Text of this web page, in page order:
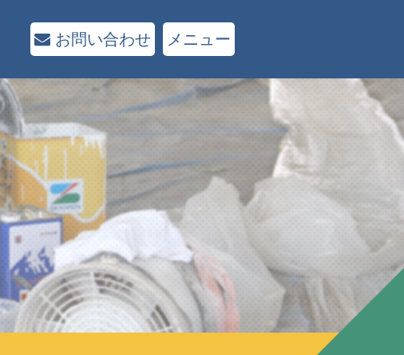
お問い合わせ メニュー